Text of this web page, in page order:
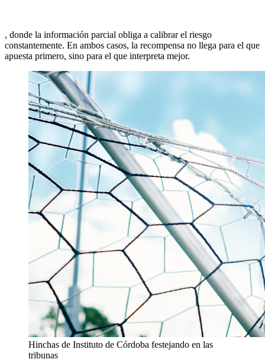
, donde la información parcial obliga a calibrar el riesgo
constantemente. En ambos casos, la recompensa no llega para el que
apuesta primero, sino para el que interpreta mejor.
Hinchas de Instituto de Córdoba festejando en las
tribunas